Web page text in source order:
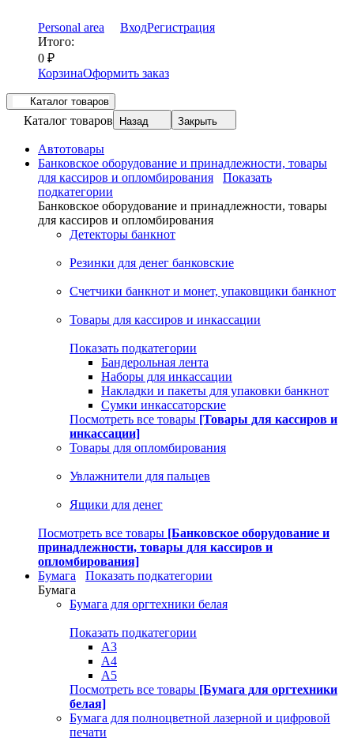
Personal area ВходРегистрация
Итого:
0 ₽
КорзинаОформить заказ
Каталог товаров
Каталог товаров Назад Закрыть
Автотовары
Банковское оборудование и принадлежности, товары
для кассиров и опломбирования
Показать
подкатегории
Банковское оборудование и принадлежности, товары
для кассиров и опломбирования
Детекторы банкнот
Резинки для денег банковские
Счетчики банкнот и монет, упаковщики банкнот
Товары для кассиров и инкассации
Показать подкатегории
Бандерольная лента
Наборы для инкассации
Накладки и пакеты для упаковки банкнот
Сумки инкассаторские
Посмотреть все товары [Товары для кассиров и
инкассации]
Товары для опломбирования
Увлажнители для пальцев
Ящики для денег
Посмотреть все товары [Банковское оборудование и
принадлежности, товары для кассиров и
опломбирования]
Бумага
Показать подкатегории
Бумага
Бумага для оргтехники белая
Показать подкатегории
A3
A4
A5
Посмотреть все товары [Бумага для оргтехники
белая]
Бумага для полноцветной лазерной и цифровой
печати